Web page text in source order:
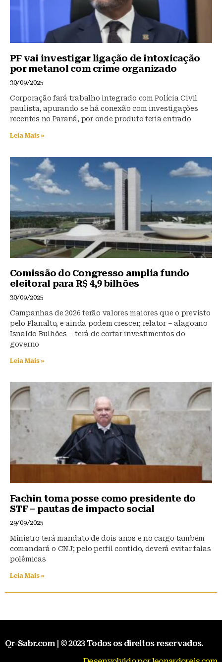
PF vai investigar ligação de intoxicação
por metanol com crime organizado
30/09/2025
Corporação fará trabalho integrado com Polícia Civil
paulista, apurando se há conexão com investigações
recentes no Paraná, por onde produto teria entrado
Leia Mais »
Comissão do Congresso amplia fundo
eleitoral para R$ 4,9 bilhões
30/09/2025
Campanhas de 2026 terão valores maiores que o previsto
pelo Planalto, e ainda podem crescer; relator – alagoano
Isnaldo Bulhões – terá de cortar investimentos do
governo
Leia Mais »
Fachin toma posse como presidente do
STF – pautas de impacto social
29/09/2025
Ministro terá mandato de dois anos e no cargo também
comandará o CNJ; pelo perfil contido, deverá evitar falas
polêmicas
Leia Mais »
Qr-Sabr.com | © 2023 Todos os direitos reservados.